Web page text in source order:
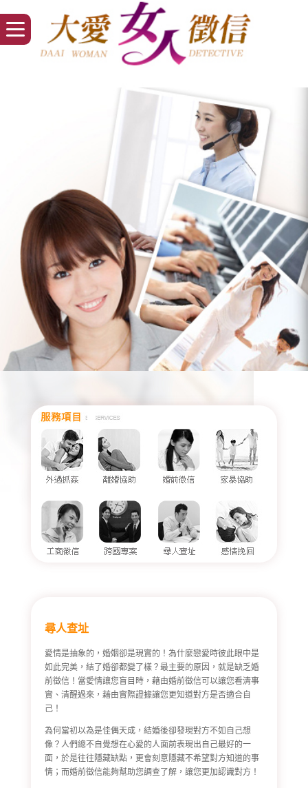
尋人查址
愛情是抽象的，婚姻卻是現實的！為什麼戀愛時彼此眼中是
如此完美，結了婚卻都變了樣？最主要的原因，就是缺乏婚
前徵信！當愛情讓您盲目時，藉由婚前徵信可以讓您看清事
實、清醒過來，藉由實際證據讓您更知道對方是否適合自
己！
為何當初以為是佳偶天成，結婚後卻發現對方不如自己想
像？人們總不自覺想在心愛的人面前表現出自己最好的一
面，於是往往隱藏缺點，更會刻意隱藏不希望對方知道的事
情；而婚前徵信能夠幫助您調查了解，讓您更加認識對方！